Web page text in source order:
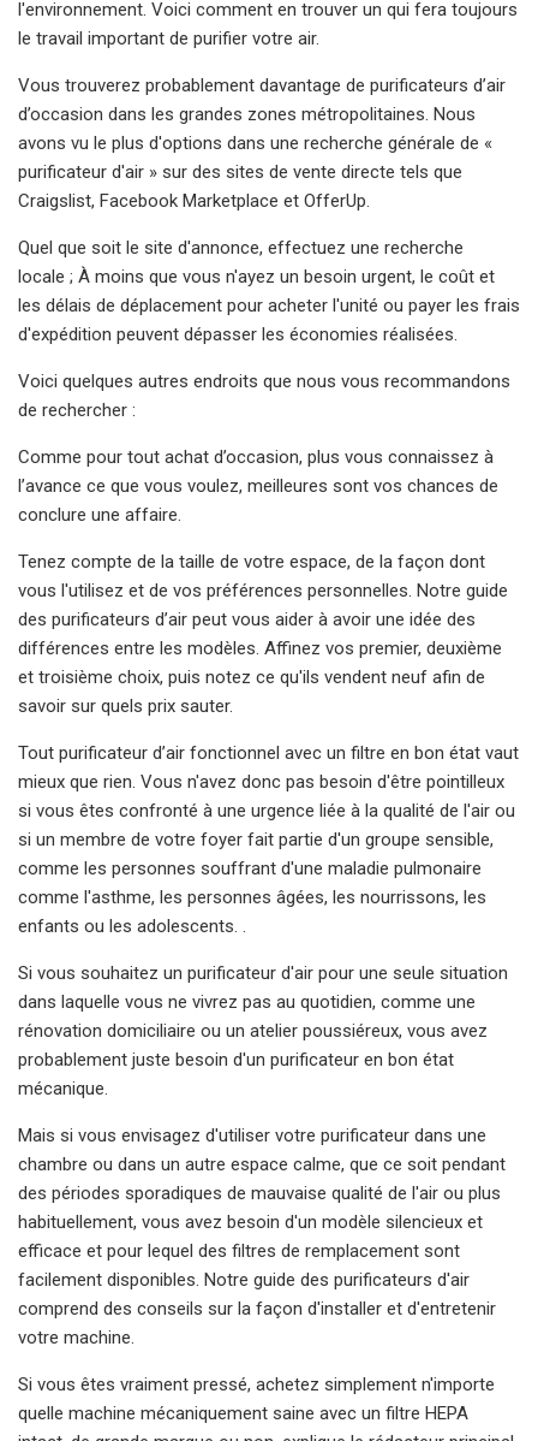
l'environnement. Voici comment en trouver un qui fera toujours
le travail important de purifier votre air.
Vous trouverez probablement davantage de purificateurs d’air
d’occasion dans les grandes zones métropolitaines. Nous
avons vu le plus d'options dans une recherche générale de «
purificateur d'air » sur des sites de vente directe tels que
Craigslist, Facebook Marketplace et OfferUp.
Quel que soit le site d'annonce, effectuez une recherche
locale ; À moins que vous n'ayez un besoin urgent, le coût et
les délais de déplacement pour acheter l'unité ou payer les frais
d'expédition peuvent dépasser les économies réalisées.
Voici quelques autres endroits que nous vous recommandons
de rechercher :
Comme pour tout achat d’occasion, plus vous connaissez à
l’avance ce que vous voulez, meilleures sont vos chances de
conclure une affaire.
Tenez compte de la taille de votre espace, de la façon dont
vous l'utilisez et de vos préférences personnelles. Notre guide
des purificateurs d’air peut vous aider à avoir une idée des
différences entre les modèles. Affinez vos premier, deuxième
et troisième choix, puis notez ce qu'ils vendent neuf afin de
savoir sur quels prix sauter.
Tout purificateur d’air fonctionnel avec un filtre en bon état vaut
mieux que rien. Vous n'avez donc pas besoin d'être pointilleux
si vous êtes confronté à une urgence liée à la qualité de l'air ou
si un membre de votre foyer fait partie d'un groupe sensible,
comme les personnes souffrant d'une maladie pulmonaire
comme l'asthme, les personnes âgées, les nourrissons, les
enfants ou les adolescents. .
Si vous souhaitez un purificateur d'air pour une seule situation
dans laquelle vous ne vivrez pas au quotidien, comme une
rénovation domiciliaire ou un atelier poussiéreux, vous avez
probablement juste besoin d'un purificateur en bon état
mécanique.
Mais si vous envisagez d'utiliser votre purificateur dans une
chambre ou dans un autre espace calme, que ce soit pendant
des périodes sporadiques de mauvaise qualité de l'air ou plus
habituellement, vous avez besoin d'un modèle silencieux et
efficace et pour lequel des filtres de remplacement sont
facilement disponibles. Notre guide des purificateurs d'air
comprend des conseils sur la façon d'installer et d'entretenir
votre machine.
Si vous êtes vraiment pressé, achetez simplement n'importe
quelle machine mécaniquement saine avec un filtre HEPA